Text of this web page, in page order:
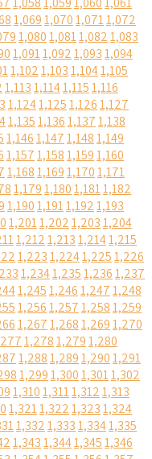
1,0691,0701,0711,072
1,0801,0811,0821,083
1,0911,0921,0931,094
1,1021,1031,1041,105
1,1131,1141,1151,116
1,1241,1251,1261,127
1,1351,1361,1371,138
1,1461,1471,1481,149
1,1571,1581,1591,160
1,1681,1691,1701,171
1,1791,1801,1811,182
1,1901,1911,1921,193
1,2011,2021,2031,204
1,2121,2131,2141,215
1,2231,2241,2251,226
1,2341,2351,2361,237
1,2451,2461,2471,248
1,2561,2571,2581,259
1,2671,2681,2691,270
1,2781,2791,280
1,2881,2891,2901,291
1,2991,3001,3011,302
1,3101,3111,3121,313
1,3211,3221,3231,324
1,3321,3331,3341,335
1,3431,3441,3451,346